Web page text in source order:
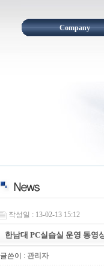
Company
작성일 : 13-02-13 15:12
한남대 PC실습실 운영 동영
글쓴이 : 관리자